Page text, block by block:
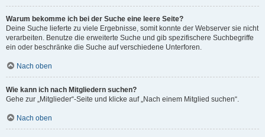
Warum bekomme ich bei der Suche eine leere Seite?
Deine Suche lieferte zu viele Ergebnisse, somit konnte der Webserver sie nicht
verarbeiten. Benutze die erweiterte Suche und gib spezifischere Suchbegriffe
ein oder beschränke die Suche auf verschiedene Unterforen.
Nach oben
Wie kann ich nach Mitgliedern suchen?
Gehe zur „Mitglieder“-Seite und klicke auf „Nach einem Mitglied suchen“.
Nach oben